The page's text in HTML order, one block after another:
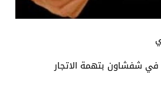
شفشاون بتهمة الاتجار